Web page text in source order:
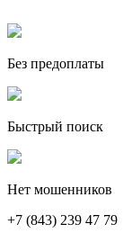
Без предоплаты
Быстрый поиск
Нет мошенников
+7 (843) 239 47 79